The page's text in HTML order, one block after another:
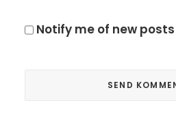
Notify me of new